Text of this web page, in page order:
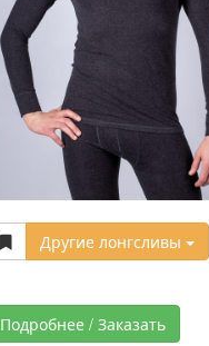
Другие лонгсливы
Подробнее / Заказать